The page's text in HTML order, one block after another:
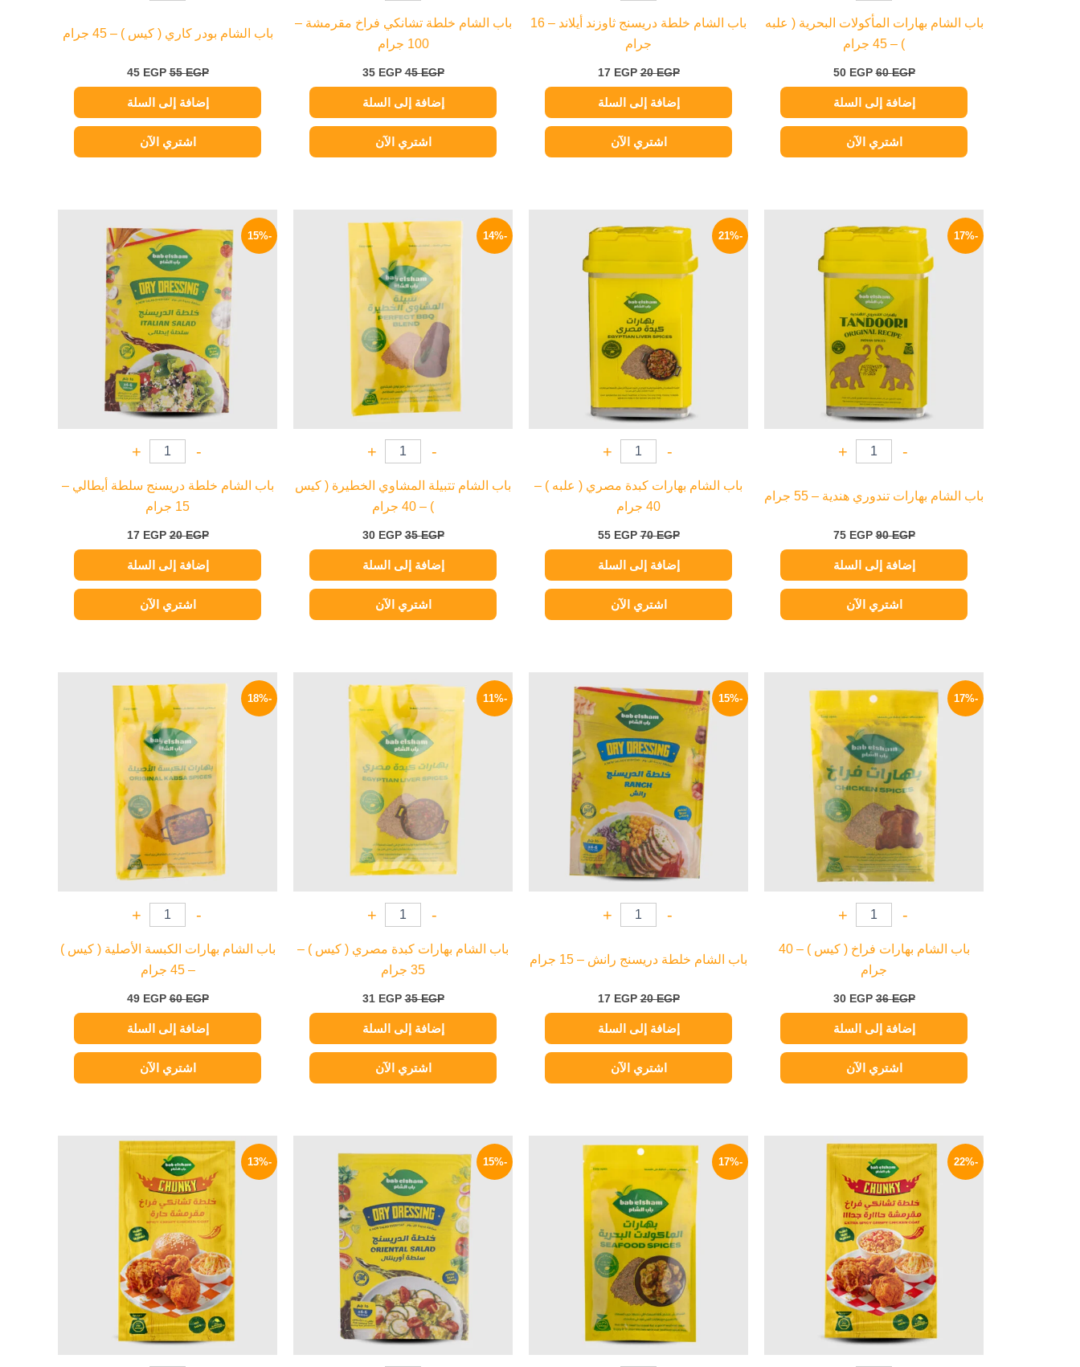
باب الشام بهارات المأكولات البحرية ( علبه
) – 45 جرام
60EGP
50 EGP
إضافة إلى السلة
اشتري الآن
باب الشام خلطة دريسنج ثاوزند أيلاند – 16
جرام
20EGP
17 EGP
إضافة إلى السلة
اشتري الآن
باب الشام خلطة تشانكي فراخ مقرمشة –
100 جرام
45EGP
35 EGP
إضافة إلى السلة
اشتري الآن
باب الشام بودر كاري ( كيس ) – 45 جرام
55EGP
45 EGP
إضافة إلى السلة
اشتري الآن
-17%
-
+
باب الشام بهارات تندوري هندية – 55 جرام
90EGP
الأصلي
75 EGP
الحالي
هو:
75 EGP.
إضافة إلى السلة
اشتري الآن
-21%
-
+
باب الشام بهارات كبدة مصري ( علبه ) –
40 جرام
70EGP
الأصلي
55 EGP
الحالي
هو:
55 EGP.
إضافة إلى السلة
اشتري الآن
-14%
-
+
باب الشام تتبيلة المشاوي الخطيرة ( كيس
) – 40 جرام
35EGP
الأصلي
هو:
35 EGP.
30 EGP
هو:
30 EGP.
إضافة إلى السلة
اشتري الآن
-15%
-
+
باب الشام خلطة دريسنج سلطة أيطالي –
15 جرام
20EGP
الأصلي
هو:
20 EGP.
17 EGP
الحالي
هو:
17 EGP.
إضافة إلى السلة
اشتري الآن
-17%
-
+
باب الشام بهارات فراخ ( كيس ) – 40
جرام
36EGP
الأصلي
هو:
36 EGP.
30 EGP
الحالي
هو:
30 EGP.
إضافة إلى السلة
اشتري الآن
-15%
-
+
باب الشام خلطة دريسنج رانش – 15 جرام
20EGP
الأصلي
هو:
20 EGP.
17 EGP
الحالي
هو:
17 EGP.
إضافة إلى السلة
اشتري الآن
-11%
-
+
باب الشام بهارات كبدة مصري ( كيس ) –
35 جرام
35EGP
الأصلي
هو:
35 EGP.
31 EGP
الحالي
هو:
31 EGP.
إضافة إلى السلة
اشتري الآن
-18%
-
+
باب الشام بهارات الكبسة الأصلية ( كيس )
– 45 جرام
60EGP
الأصلي
هو:
60 EGP.
49 EGP
الحالي
هو:
49 EGP.
إضافة إلى السلة
اشتري الآن
-22%
السعر
الأصلي
هو:
45 EGP.
السعر
الحالي
35 EGP.
-17%
السعر
الأصلي
30 EGP.
السعر
الحالي
هو:
25 EGP.
-15%
الأصلي
هو:
20 EGP.
الحالي
هو:
17 EGP.
-13%
السعر
الأصلي
هو:
40 EGP.
السعر
الحالي